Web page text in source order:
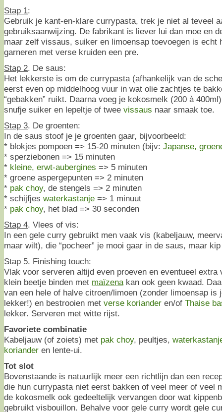
Stap 1:
Gebruik je kant-en-klare currypasta, trek je niet al teveel
gebruiksaanwijzing. De fabrikant is liever lui dan moe en
maar zelf vissaus, suiker en limoensap toevoegen is echt
garneren met verse kruiden een pre.
Stap 2. De saus:
Het lekkerste is om de currypasta (afhankelijk van de
eerst even op middelhoog vuur in wat olie zachtjes te
“gebakken” ruikt. Daarna voeg je kokosmelk (200 à
snufje suiker en lepeltje of twee vissaus naar smaak toe.
Stap 3. De groenten:
In de saus stoof je je groenten gaar, bijvoorbeeld:
* blokjes pompoen => 15-20 minuten (bijv: Japanse,
* sperziebonen => 15 minuten
* kleine, erwt-aubergines => 5 minuten
* groene aspergepunten => 2 minuten
* pak choy, de stengels => 2 minuten
* schijfjes waterkastanje => 1 minuut
* pak choy, het blad => 30 seconden
Stap 4. Vlees of vis:
In een gele curry gebruikt men vaak vis (kabeljauw,
maar wilt), die “pocheer” je mooi gaar in de saus, maar
Stap 5. Finishing touch:
Vlak voor serveren altijd even proeven en eventueel extra
klein beetje binden met maïzena kan ook geen kwaad.
van een hele of halve citroen/limoen (zonder limoensap is
lekker!) en bestrooien met verse koriander en/of Thaise
lekker. Serveren met witte rijst.
Favoriete combinatie
Kabeljauw (of zoiets) met pak choy, peultjes,
koriander en lente-ui.
Tot slot
Bovenstaande is natuurlijk meer een richtlijn dan een
die hun currypasta niet eerst bakken of veel meer of veel
de kokosmelk ook gedeeltelijk vervangen door wat
gebruikt visbouillon. Behalve voor gele curry wordt gele